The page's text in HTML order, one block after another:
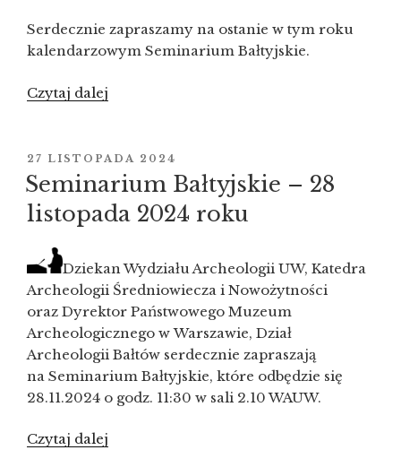
Serdecznie zapraszamy na ostanie w tym roku
kalendarzowym Seminarium Bałtyjskie.
Czytaj dalej
16.12.2024”
OPUBLIKOWANE
W
27 LISTOPADA 2024
Seminarium Bałtyjskie – 28
listopada 2024 roku
Dziekan Wydziału Archeologii UW, Katedra
Archeologii Średniowiecza i Nowożytności
oraz Dyrektor Państwowego Muzeum
Archeologicznego w Warszawie, Dział
Archeologii Bałtów serdecznie zapraszają
na Seminarium Bałtyjskie, które odbędzie się
28.11.2024 o godz. 11:30 w sali 2.10 WAUW.
Czytaj dalej